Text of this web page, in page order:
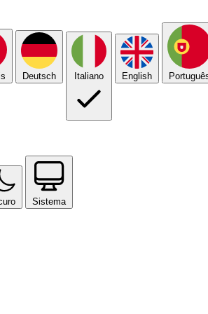
Deutsch Italiano English
Sistema